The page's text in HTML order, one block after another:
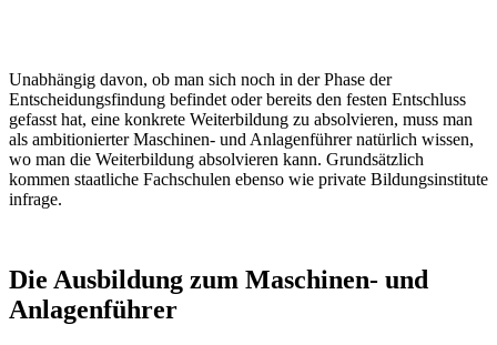
Unabhängig davon, ob man sich noch in der Phase der
Entscheidungsfindung befindet oder bereits den festen Entschluss
gefasst hat, eine konkrete Weiterbildung zu absolvieren, muss man
als ambitionierter Maschinen- und Anlagenführer natürlich wissen,
wo man die Weiterbildung absolvieren kann. Grundsätzlich
kommen staatliche Fachschulen ebenso wie private Bildungsinstitute
infrage.
Die Ausbildung zum Maschinen- und
Anlagenführer